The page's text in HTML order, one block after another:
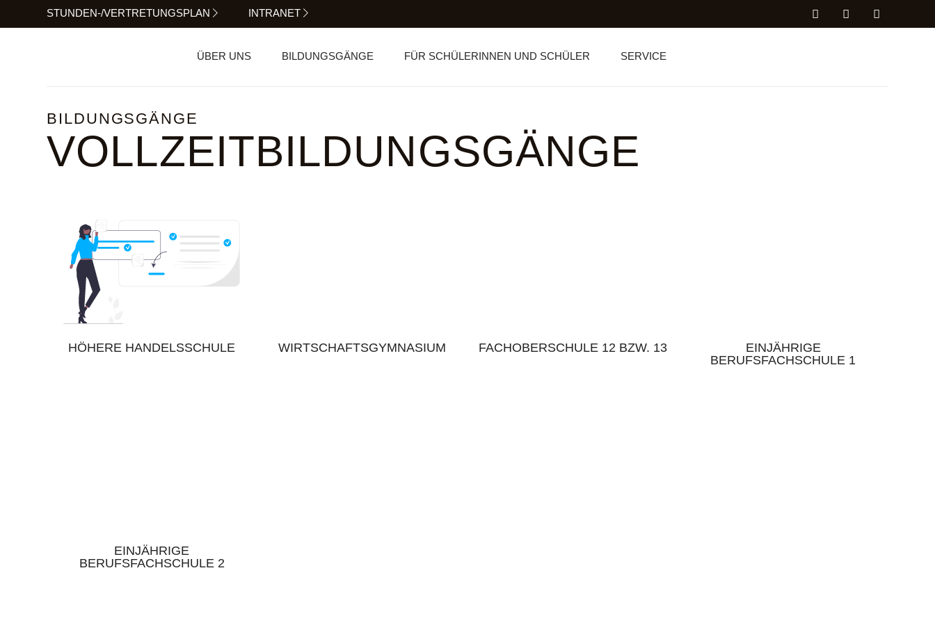
STUNDEN-/VERTRETUNGSPLAN INTRANET
ÜBER UNS BILDUNGSGÄNGE FÜR SCHÜLERINNEN UND SCHÜLER SERVICE
BILDUNGSGÄNGE
VOLLZEITBILDUNGSGÄNGE
HÖHERE HANDELSSCHULE WIRTSCHAFTSGYMNASIUM FACHOBERSCHULE 12 BZW. 13
EINJÄHRIGE
BERUFSFACHSCHULE 1
EINJÄHRIGE
BERUFSFACHSCHULE 2